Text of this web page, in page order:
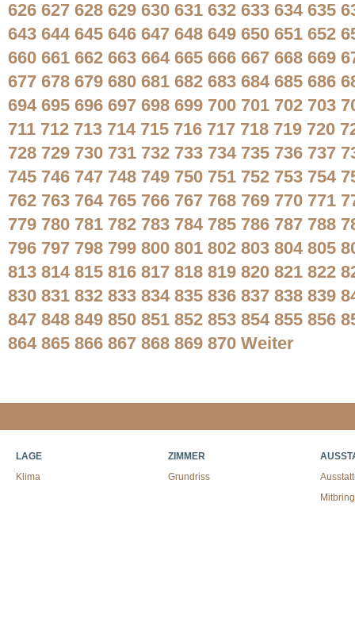
626 627 628 629 630 631 632 633 634 635
643 644 645 646 647 648 649 650 651 652
660 661 662 663 664 665 666 667 668 669
677 678 679 680 681 682 683 684 685 686
694 695 696 697 698 699 700 701 702 703
711 712 713 714 715 716 717 718 719 720
728 729 730 731 732 733 734 735 736 737
745 746 747 748 749 750 751 752 753 754
762 763 764 765 766 767 768 769 770 771
779 780 781 782 783 784 785 786 787 788
796 797 798 799 800 801 802 803 804 805
813 814 815 816 817 818 819 820 821 822
830 831 832 833 834 835 836 837 838 839
847 848 849 850 851 852 853 854 855 856
864 865 866 867 868 869 870 Weiter
LAGE
Klima
ZIMMER
Grundriss